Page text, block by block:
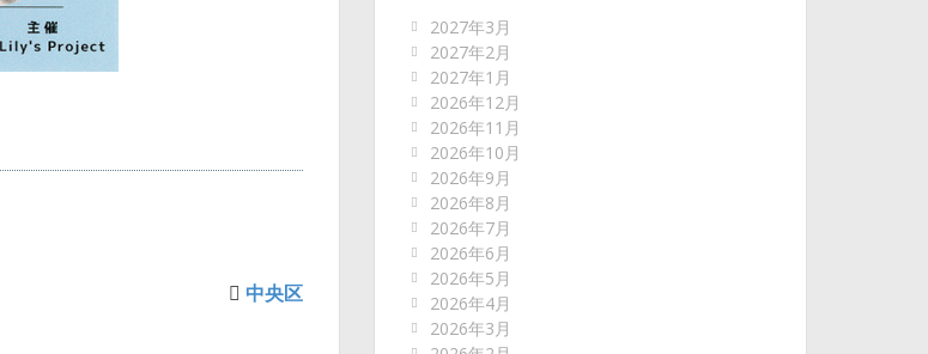
中央区
2027年3月
2027年2月
2027年1月
2026年12月
2026年11月
2026年10月
2026年9月
2026年8月
2026年7月
2026年6月
2026年5月
2026年4月
2026年3月